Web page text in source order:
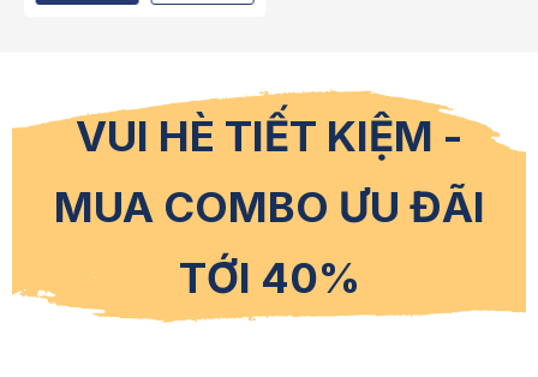
VUI HÈ TIẾT KIỆM -
MUA COMBO ƯU ĐÃI
TỚI 40%